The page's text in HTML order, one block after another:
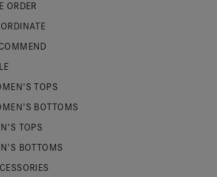
ORDER
TOPS
BOTTOMS
TOPS
BOTTOMS